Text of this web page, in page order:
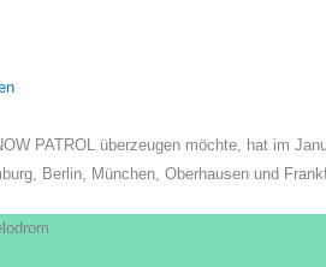
PATROL überzeugen möchte, hat im
Berlin, München, Oberhausen und